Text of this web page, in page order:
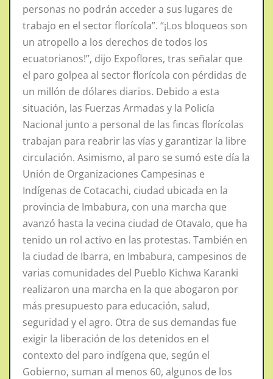
personas no podrán acceder a sus lugares de
trabajo en el sector florícola”. “¡Los bloqueos son
un atropello a los derechos de todos los
ecuatorianos!”, dijo Expoflores, tras señalar que
el paro golpea al sector florícola con pérdidas de
un millón de dólares diarios. Debido a esta
situación, las Fuerzas Armadas y la Policía
Nacional junto a personal de las fincas florícolas
trabajan para reabrir las vías y garantizar la libre
circulación. Asimismo, al paro se sumó este día la
Unión de Organizaciones Campesinas e
Indígenas de Cotacachi, ciudad ubicada en la
provincia de Imbabura, con una marcha que
avanzó hasta la vecina ciudad de Otavalo, que ha
tenido un rol activo en las protestas. También en
la ciudad de Ibarra, en Imbabura, campesinos de
varias comunidades del Pueblo Kichwa Karanki
realizaron una marcha en la que abogaron por
más presupuesto para educación, salud,
seguridad y el agro. Otra de sus demandas fue
exigir la liberación de los detenidos en el
contexto del paro indígena que, según el
Gobierno, suman al menos 60, algunos de los